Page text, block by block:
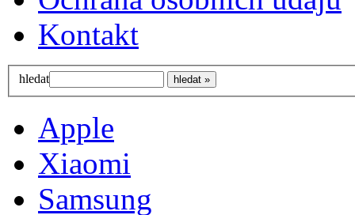
Kontakt
hledat
Apple
Xiaomi
Samsung